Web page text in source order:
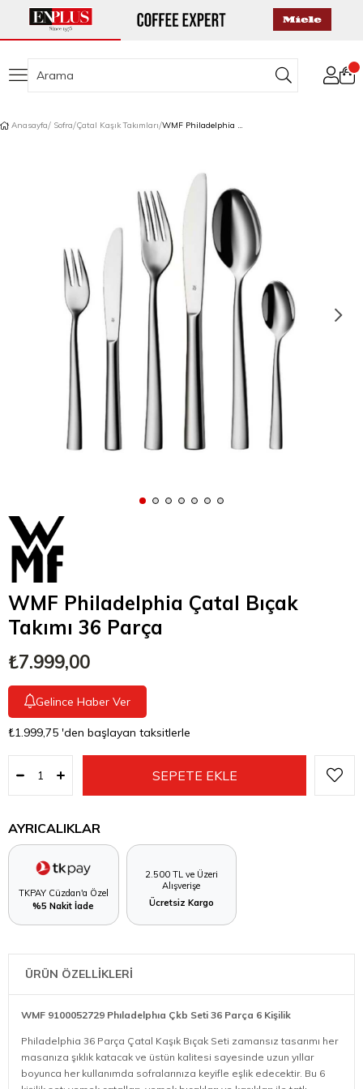
Anasayfa Sofra Çatal Kaşık Takımları WMF Philadelphia Çatal Bıçak Takımı 36 Parça
WMF Philadelphia Çatal Bıçak
Takımı 36 Parça
₺7.999,00
Gelince Haber Ver
₺1.999,75 'den başlayan taksitlerle
AYRICALIKLAR
TKPAY Cüzdan'a Özel
%5 Nakit İade
2.500 TL ve Üzeri
Alışverişe
Ücretsiz Kargo
ÜRÜN ÖZELLİKLERİ
WMF 9100052729 Phıladelphıa Çkb Seti 36 Parça 6 Kişilik
Philadelphia 36 Parça Çatal Kaşık Bıçak Seti zamansız tasarımı her
masanıza şıklık katacak ve üstün kalitesi sayesinde uzun yıllar
boyunca her kullanımda sofralarınıza keyifle eşlik edecektir. Bu 6